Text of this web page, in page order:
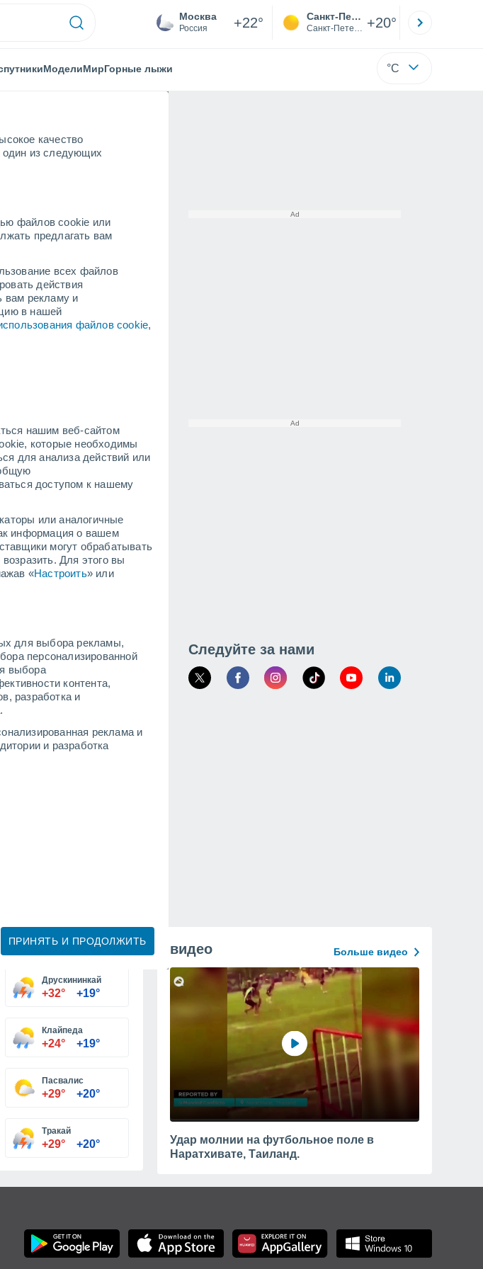
качество
один из следующих
файлов cookie или
предлагать вам
всех файлов
действия
вам рекламу и
в нашей
файлов cookie,
нашим веб-сайтом
которые необходимы
для анализа действий или
доступом к нашему
или аналогичные
информация о вашем
могут обрабатывать
Для этого вы
«Настроить» или
для выбора рекламы,
персонализированной
выбора
контента,
разработка и
реклама и
и разработка
ПРИНЯТЬ И ПРОДОЛЖИТЬ
Москва
Россия +22° Санкт-Петербург
Санкт-Петербург +20°
МоделиМирГорные лыжи °C
+28°
+19°
OpenStreetMap|ECMWF
Следуйте за нами
Друскининкай
+32° +19°
Клайпеда
+24° +19°
Пасвалис
+29° +20°
Тракай
+29° +20°
видео Больше видео
Удар молнии на футбольное поле в
Наратхивате, Таиланд.